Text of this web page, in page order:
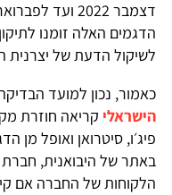
הדגמים האלה זומנו
לשיקול הדעת של יצרנית
כאמור, נכון למועד
הישראלי קריאה חוזרת
פיג׳ו, סיטרואן ואופל מן
באתר של היבואנית, חברת
הלקוחות של החברה אם